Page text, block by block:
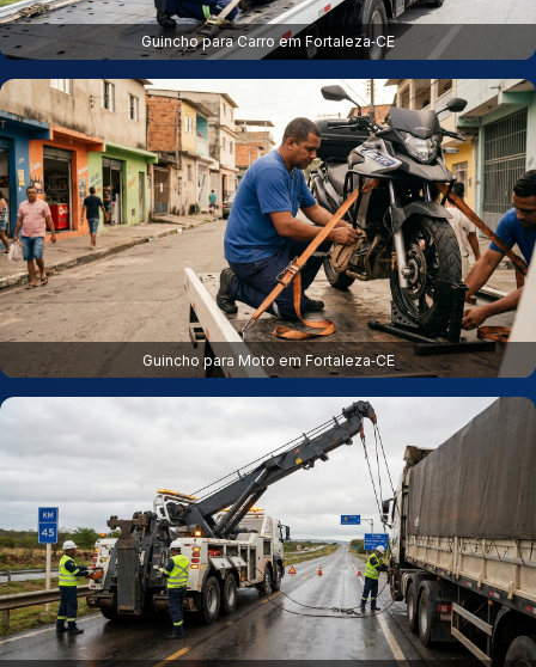
Guincho para Carro em Fortaleza‑CE
Guincho para Moto em Fortaleza‑CE